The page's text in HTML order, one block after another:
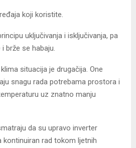
koji koristite.
uključivanja i isključivanja, pa
brže se habaju.
situacija je drugačija. One
snagu rada potrebama prostora i
uz znatno manju
da su upravo inverter
kontinuiran rad tokom ljetnih